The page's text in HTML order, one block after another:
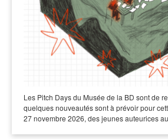
Les Pitch Days du Musée de la BD sont de
quelques nouveautés sont à prévoir pour
27 novembre 2026, des jeunes auteurices